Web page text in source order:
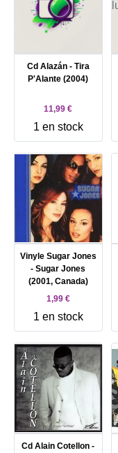
Cd Alazán - Tira
P'Alante (2004)
11,99 €
1 en stock
Vinyle Sugar Jones
- Sugar Jones
(2001, Canada)
1,99 €
1 en stock
Cd Alain Cotellon -